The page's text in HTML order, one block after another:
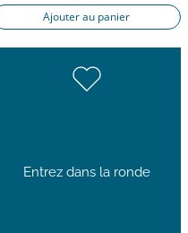
Ajouter au panier
Entrez dans la ronde